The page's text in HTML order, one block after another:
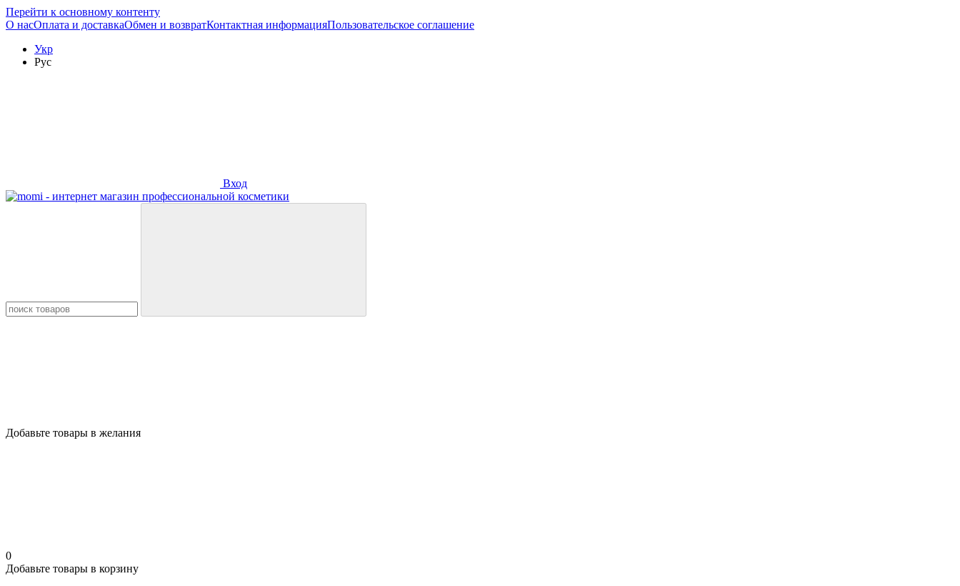
Перейти к основному контенту
O насОплата и доставкаОбмен и возвратКонтактная информацияПользовательское соглашение
Укр
Рус
Вход
Добавьте товары в желания
0
Добавьте товары в корзину